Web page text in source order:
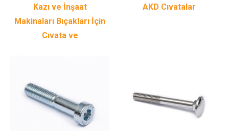
Kazı ve İnşaat
Makinaları Bıçakları İçin
Cıvata ve
AKD Cıvatalar